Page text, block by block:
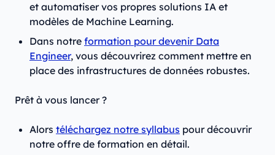
et automatiser vos propres solutions IA et
modèles de Machine Learning.
Dans notre formation pour devenir Data
Engineer, vous découvrirez comment mettre en
place des infrastructures de données robustes.
Prêt à vous lancer ?
Alors téléchargez notre syllabus pour découvrir
notre offre de formation en détail.